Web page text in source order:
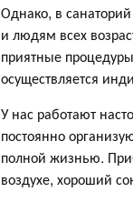
Однако, в
и людям всех
приятные
осуществляется
У нас работают
постоянно
полной жизнью.
воздухе, хороший